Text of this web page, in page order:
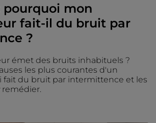
pourquoi mon
fait-il du bruit par
?
émet des bruits inhabituels ?
les plus courantes d'un
fait du bruit par intermittence et les